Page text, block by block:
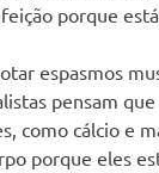
porque
espasmos
pensam
como cálcio e
porque eles